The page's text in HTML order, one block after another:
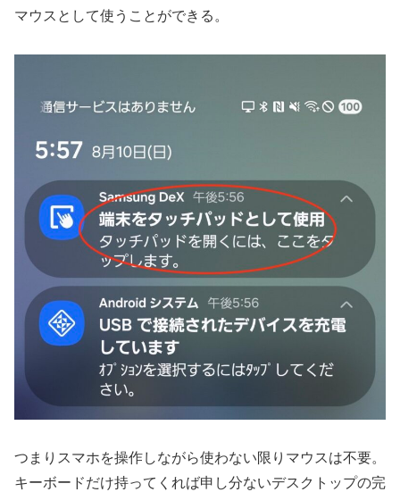
マウスとして使うことができる。
つまりスマホを操作しながら使わない限りマウスは不要。
キーボードだけ持ってくれば申し分ないデスクトップの完